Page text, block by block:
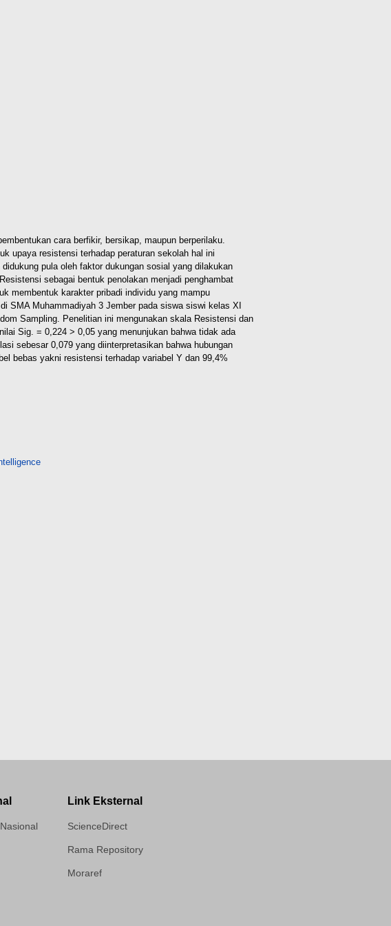
cara berfikir, bersikap, maupun berperilaku.
upaya resistensi terhadap peraturan sekolah hal ini
pula oleh faktor dukungan sosial yang dilakukan
sebagai bentuk penolakan menjadi penghambat
membentuk karakter pribadi individu yang mampu
SMA Muhammadiyah 3 Jember pada siswa siswi kelas XI
Sampling. Penelitian ini mengunakan skala Resistensi dan
Sig. = 0,224 > 0,05 yang menunjukan bahwa tidak ada
sebesar 0,079 yang diinterpretasikan bahwa hubungan
bebas yakni resistensi terhadap variabel Y dan 99,4%
Link Eksternal
ScienceDirect
Rama Repository
Moraref